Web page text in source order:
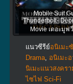
Mobile Suit
Thunderbolt-
Movie เดอะมูฟ
แนวซีรีย์อนิเมะ
Drama, อนิเมะ
นิเมะแนวสงคร
ไซไฟ Sci-Fi